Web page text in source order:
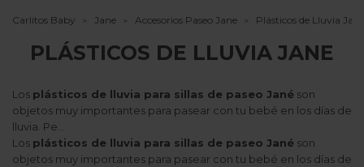
Carlitos Baby Jane Accesorios Paseo Jane Plásticos de Lluvia Jane
PLÁSTICOS DE LLUVIA JANE
Los plásticos de lluvia para sillas de paseo Jané son
objetos muy importantes para pasear con tu bebé en los días de
lluvia. Pe...
Los plásticos de lluvia para sillas de paseo Jané son
objetos muy importantes para pasear con tu bebé en los días de